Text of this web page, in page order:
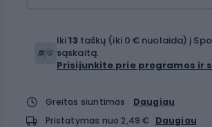
Iki13 taškų (iki 0 € nuolaida) į
sąskaitą.
Prisijunkite prie programos ir
Greitas siuntimas
Daugiau
Pristatymas nuo 2,49 €
Daugiau